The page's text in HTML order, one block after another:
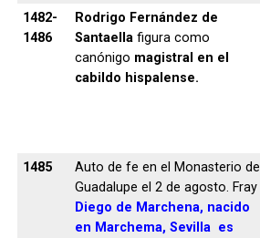
1482-
1486
Rodrigo Fernández de
Santaellafigura como
canónigo magistral en el
cabildo hispalense.
1485
Auto de fe en el Monasterio de
Guadalupe el 2 de agosto. Fray
Diego de Marchena, nacido
en Marchema, Sevilla es